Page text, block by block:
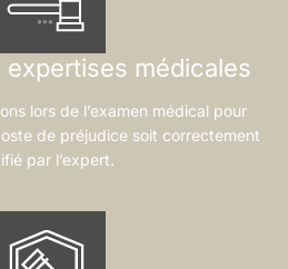
médicales
lors de l’examen médical pour
de préjudice soit correctement
par l’expert.